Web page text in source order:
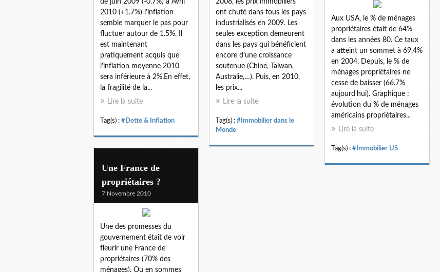
de juin 2009 (-0.7%) à Avril
2010 (+1.7%) l'inflation
semble marquer le pas pour
fluctuer autour de 1.5%. Il
est maintenant
pratiquement acquis que
l'inflation moyenne 2010
sera inférieure à 2%.En effet,
la fragilité de la...
Lire la suite
Tag(s) : #Dette & Inflation
2008, les prix immobiliers
ont chuté dans tous les pays
industrialisés en 2009. Les
seules exception demeurent
dans les pays qui bénéficient
encore d’une croissance
soutenue (Chine, Taiwan,
Australie,…). Puis, en 2010,
les prix...
Lire la suite
Tag(s) : #Immobilier dans le
Monde
Aux USA, le % de ménages
propriétaires était de 64%
dans les années 80. Ce taux
a atteint un sommet à 69,4%
en 2004. Depuis, le % de
ménages propriétaires ne
cesse de baisser (66.7%
aujourd'hui). Graphique :
évolution du % de ménages
américains propriétaires...
Lire la suite
Tag(s) : #Immobilier US
Une France de
propriétaires ?
7 Novembre 2010
Une des promesses du
gouvernement était de voir
fleurir une France de
propriétaires (70% des
ménages). Ou en sommes